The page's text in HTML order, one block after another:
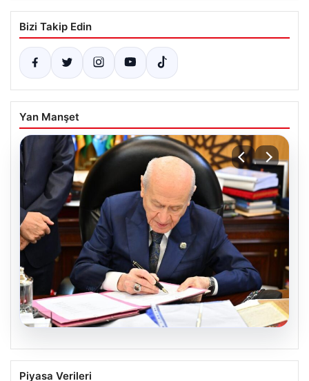
Bizi Takip Edin
Yan Manşet
Bahçeli’den çerçeve yasa açıklaması:
Piyasa Verileri